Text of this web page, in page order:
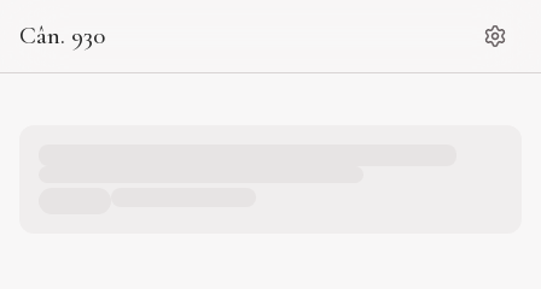
Cân. 930